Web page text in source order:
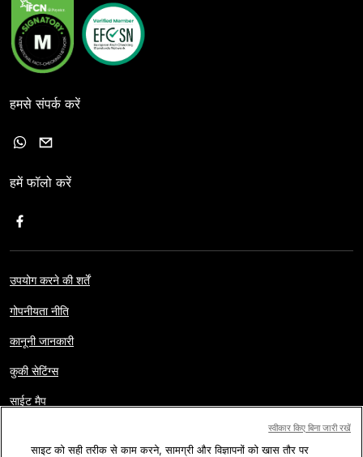
हमसे संपर्क करें
हमें फॉलो करें
उपयोग करने की शर्तें
गोपनीयता नीति
कानूनी जानकारी
कुकी सेटिंग्स
साईट मैप
कॉपीराइट © AFP 2017-2026. सर्वाधिकार सुरक्षित.पाठक हमारी वेबसाइट का
साइट को सही तरीक से काम करने, सामग्री और विज्ञापनों को खास तौर पर
स्वीकार किए बिना जारी रखें